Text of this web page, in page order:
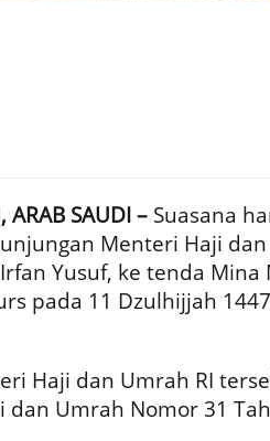
ARAB SAUDI – Suasana
Menteri Haji
Yusuf, ke tenda
pada 11 Dzulhijjah
Haji dan Umrah RI
dan Umrah Nomor 31